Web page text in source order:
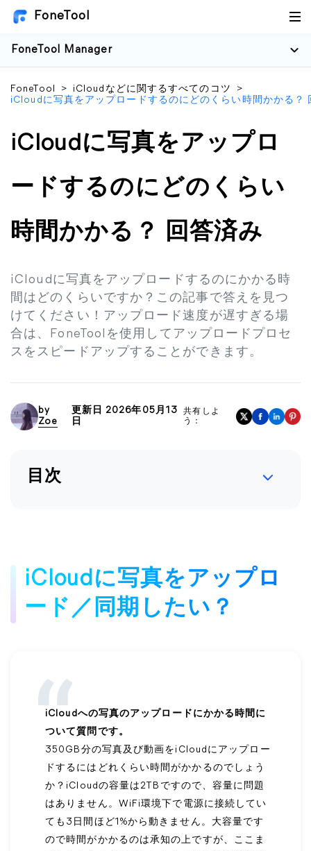
FoneTool
FoneTool Manager
FoneTool > iCloudなどに関するすべてのコツ
>
iCloudに写真をアップロードするのにどのくらい時間かかる？
iCloudに写真をアップロ
ードするのにどのくらい
時間かかる？ 回答済み
iCloudに写真をアップロードするのにかかる時
間はどのくらいですか？この記事で答えを見つ
けてください！アップロード速度が遅すぎる場
合は、FoneToolを使用してアップロードプロセ
スをスピードアップすることができます。
by
Zoe
更新日 2026年05月13
日
共有しよ
う：
目次
iCloudに写真をアップロ
ード／同期したい？
iCloudへの写真のアップロードにかかる時間に
ついて質問です。
350GB分の写真及び動画をiCloudにアップロー
ドするにはどれくらい時間がかかるのでしょう
か？iCloudの容量は2TBですので、容量に問題
はありません。WiFi環境下で電源に接続してい
ても3日間ほど1%から動きません。大容量です
ので時間がかかるのは承知の上ですが、ここま